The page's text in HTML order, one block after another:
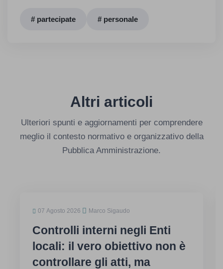
# partecipate # personale
Altri articoli
Ulteriori spunti e aggiornamenti per comprendere
meglio il contesto normativo e organizzativo della
Pubblica Amministrazione.
07 Agosto 2026 Marco Sigaudo
Controlli interni negli Enti
locali: il vero obiettivo non è
controllare gli atti, ma